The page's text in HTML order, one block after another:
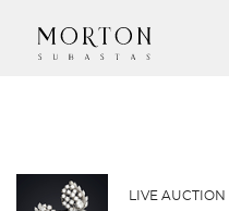
LIVE AUCTION